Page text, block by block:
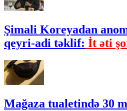
Şimali Koreyadan
qeyri-adi təklif: İt əti
Mağaza tualetində 30